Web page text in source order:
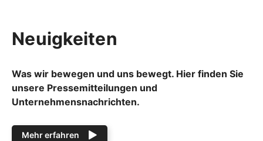
Neuigkeiten
Was wir bewegen und uns bewegt. Hier finden Sie
unsere Pressemitteilungen und
Unternehmensnachrichten.
Mehr erfahren